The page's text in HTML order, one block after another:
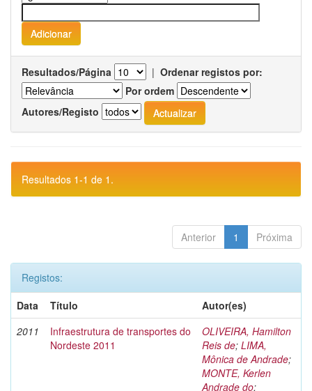
Resultados/Página | Ordenar registos por:
Por ordem
Autores/Registo
Resultados 1-1 de 1.
Anterior 1 Próxima
Registos:
Data
Título
Autor(es)
2011
Infraestrutura de transportes do
Nordeste 2011
OLIVEIRA, Hamilton
Reis de; LIMA,
Mônica de Andrade;
MONTE, Kerlen
Andrade do;